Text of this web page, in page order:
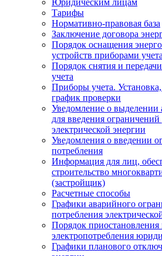
Юридическим лицам
Тарифы
Нормативно-правовая база
Заключение договора
Порядок оснащения
устройств приборами учета
Порядок снятия и
учета
Приборы учета.
график проверки
Уведомление о выделении
для введения
электрической энергии
Уведомления о введении
потребления
Информация для лиц,
строительство
(застройщик)
Расчетные способы
Графики аварийного
потребления
Порядок
электропотребления
Графики планового